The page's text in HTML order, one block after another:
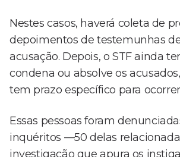
Nestes casos, haverá coleta de
depoimentos de testemunhas
acusação. Depois, o STF ainda
condena ou absolve os
tem prazo específico para
Essas pessoas foram
inquéritos —50 delas
investigação que apura os